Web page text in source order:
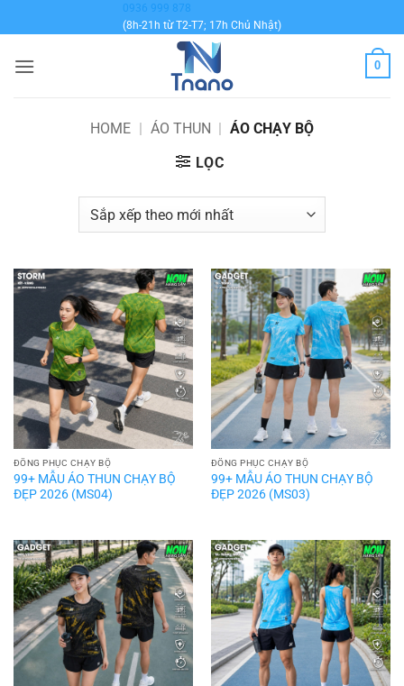
qua
dung
0936 999 878
(8h-21h từ T2-T7; 17h Chủ Nhật)
0
HOME | ÁO THUN | ÁO CHẠY BỘ
LỌC
ĐỒNG PHỤC CHẠY BỘ
99+ MẪU ÁO THUN CHẠY BỘ
ĐẸP 2026 (MS04)
ĐỒNG PHỤC CHẠY BỘ
99+ MẪU ÁO THUN CHẠY BỘ
ĐẸP 2026 (MS03)